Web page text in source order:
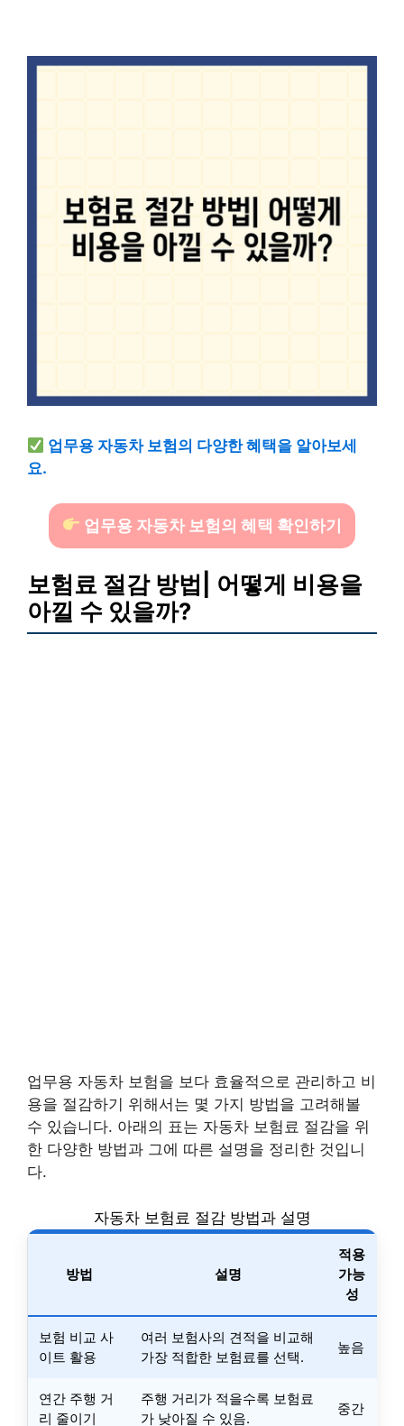
업무용 자동차 보험의 다양한 혜택을 알아보세
요.
업무용 자동차 보험의 혜택 확인하기
보험료 절감 방법| 어떻게 비용을
아낄 수 있을까?
업무용 자동차 보험을 보다 효율적으로 관리하고 비
용을 절감하기 위해서는 몇 가지 방법을 고려해볼
수 있습니다. 아래의 표는 자동차 보험료 절감을 위
한 다양한 방법과 그에 따른 설명을 정리한 것입니
다.
자동차 보험료 절감 방법과 설명
방법 설명
적용
가능
성
보험 비교 사
이트 활용
여러 보험사의 견적을 비교해
가장 적합한 보험료를 선택.
높음
연간 주행 거
리 줄이기
주행 거리가 적을수록 보험료
가 낮아질 수 있음.
중간